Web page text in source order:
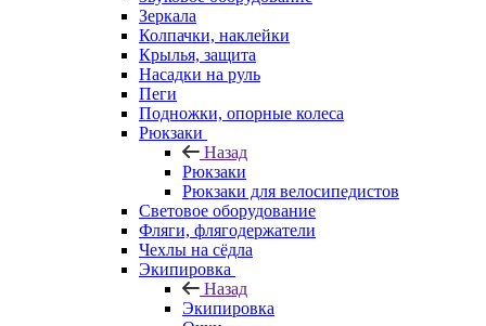
Зеркала
Колпачки, наклейки
Крылья, защита
Насадки на руль
Пеги
Подножки, опорные колеса
Рюкзаки
Назад
Рюкзаки
Рюкзаки для велосипедистов
Световое оборудование
Фляги, флягодержатели
Чехлы на сёдла
Экипировка
Назад
Экипировка